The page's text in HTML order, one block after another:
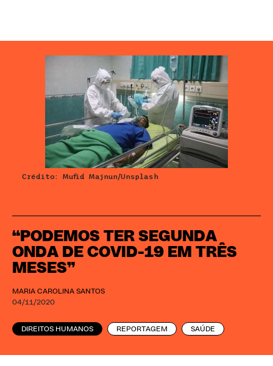
“PODEMOS TER SEGUNDA
ONDA DE COVID-19 EM TRÊS
MESES”
MARIA CAROLINA SANTOS
04/11/2020
DIREITOS HUMANOS REPORTAGEM SAÚDE
Crédito: Mufid Majnun/Unsplash